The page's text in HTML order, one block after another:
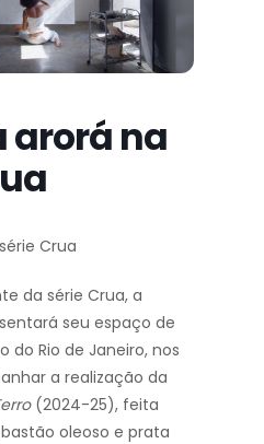
arorá na
Crua
da série Crua, a
seu espaço de
do Rio de Janeiro, nos
a realização da
(2024-25), feita
oleoso e prata